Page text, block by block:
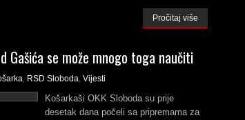
Pročitaj više
Gašića se može mnogo toga naučiti
, RSD Sloboda, Vijesti
Košarkaši OKK Sloboda su prije
desetak dana počeli sa pripremama za